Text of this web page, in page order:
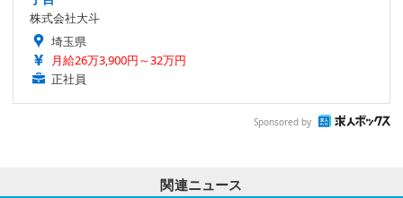
株式会社大斗
埼玉県
月給26万3,900円～32万円
正社員
Sponsored by
関連ニュース